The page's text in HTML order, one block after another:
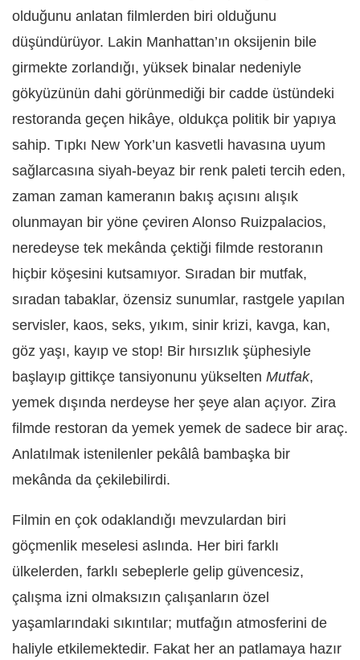
olduğunu anlatan filmlerden biri olduğunu
düşündürüyor. Lakin Manhattan’ın oksijenin bile
girmekte zorlandığı, yüksek binalar nedeniyle
gökyüzünün dahi görünmediği bir cadde üstündeki
restoranda geçen hikâye, oldukça politik bir yapıya
sahip. Tıpkı New York’un kasvetli havasına uyum
sağlarcasına siyah-beyaz bir renk paleti tercih eden,
zaman zaman kameranın bakış açısını alışık
olunmayan bir yöne çeviren Alonso Ruizpalacios,
neredeyse tek mekânda çektiği filmde restoranın
hiçbir köşesini kutsamıyor. Sıradan bir mutfak,
sıradan tabaklar, özensiz sunumlar, rastgele yapılan
servisler, kaos, seks, yıkım, sinir krizi, kavga, kan,
göz yaşı, kayıp ve stop! Bir hırsızlık şüphesiyle
başlayıp gittikçe tansiyonunu yükselten Mutfak,
yemek dışında nerdeyse her şeye alan açıyor. Zira
filmde restoran da yemek yemek de sadece bir araç.
Anlatılmak istenilenler pekâlâ bambaşka bir
mekânda da çekilebilirdi.
Filmin en çok odaklandığı mevzulardan biri
göçmenlik meselesi aslında. Her biri farklı
ülkelerden, farklı sebeplerle gelip güvencesiz,
çalışma izni olmaksızın çalışanların özel
yaşamlarındaki sıkıntılar; mutfağın atmosferini de
haliyle etkilemektedir. Fakat her an patlamaya hazır